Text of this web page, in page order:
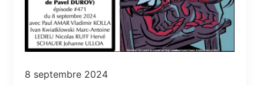
8 septembre 2024